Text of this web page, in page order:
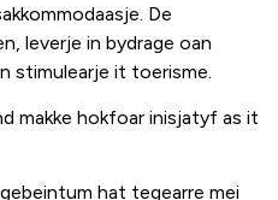
De
leverje in bydrage oan
stimulearje it toerisme.
makke hokfoar inisjatyf as it
hat tegearre mei